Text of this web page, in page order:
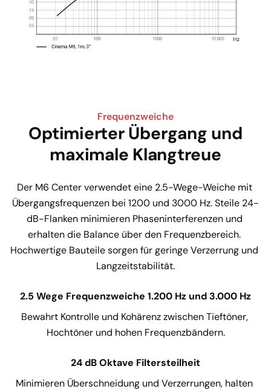
Frequenzweiche
Optimierter Übergang und
maximale Klangtreue
Der M6 Center verwendet eine 2.5-Wege-Weiche mit
Übergangsfrequenzen bei 1200 und 3000 Hz. Steile 24-
dB-Flanken minimieren Phaseninterferenzen und
erhalten die Balance über den Frequenzbereich.
Hochwertige Bauteile sorgen für geringe Verzerrung und
Langzeitstabilität.
2.5 Wege Frequenzweiche 1.200 Hz und 3.000 Hz
Bewahrt Kontrolle und Kohärenz zwischen Tieftöner,
Hochtöner und hohen Frequenzbändern.
24 dB Oktave Filtersteilheit
Minimieren Überschneidung und Verzerrungen, halten